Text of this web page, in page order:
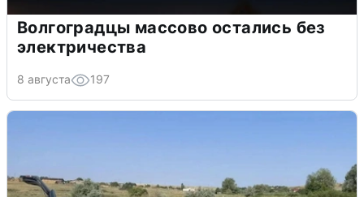
Волгоградцы массово остались без
электричества
8 августа 197